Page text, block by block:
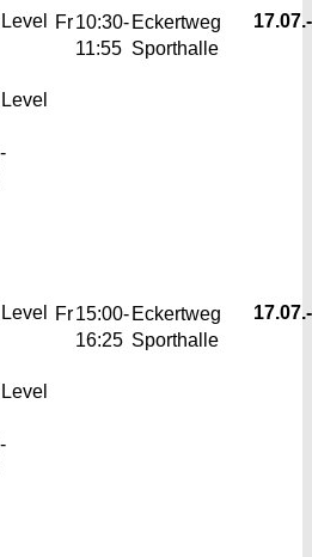
Fr10:30-
11:55
Eckertweg
Sporthalle
17.07.-
Fr15:00-
16:25
Eckertweg
Sporthalle
17.07.-